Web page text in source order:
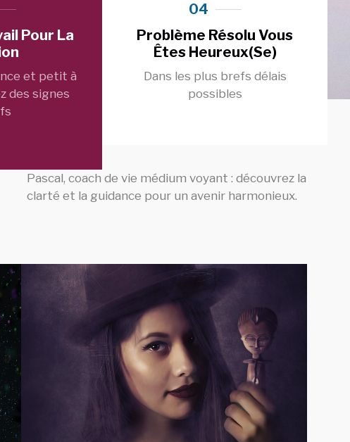
Pour La
et petit à
des signes
04
Problème Résolu Vous
Êtes Heureux(se)
Dans les plus brefs délais
possibles
Pascal, coach de vie médium voyant : découvrez la
clarté et la guidance pour un avenir harmonieux.